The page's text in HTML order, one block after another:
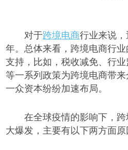
对于跨境电商行业来说
年。总体来看，跨境电商行
支持， 比如，税收减免、行
等一系列政策为跨境电商带
一众资本纷纷加速布局。
在全球疫情的影响下，
大爆发 ，主要有以下两方面原